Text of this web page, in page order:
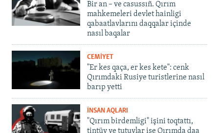
Bir an – ve casussıñ. Qırım
mahkemeleri devlet hainligi
qabaatlavlarını daqqalar içinde
nasıl baqalar
CEMİYET
"Er kes qaça, er kes kete": cenk
Qırımdaki Rusiye turistlerine nasıl
barıp yetti
İNSAN AQLARI
"Qırım birdemligi" işini toqtattı,
tintüv ve tutuvlar ise Qırımda daa